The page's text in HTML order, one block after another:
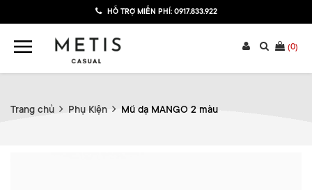
HỖ TRỢ MIỄN PHÍ: 0917.833.922
(0)
Trang chủ Phụ Kiện Mũ dạ MANGO 2 màu